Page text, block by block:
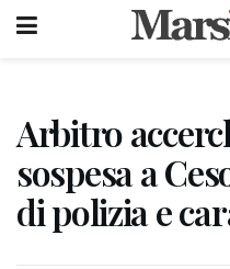
Arbitro
sospesa a
di polizia e